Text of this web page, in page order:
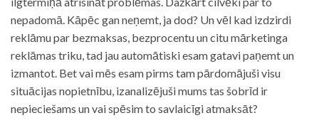
nepadomā. Kāpēc gan neņemt, ja dod? Un vēl kad izdzirdi
reklāmu par bezmaksas, bezprocentu un citu mārketinga
reklāmas triku, tad jau automātiski esam gatavi paņemt un
izmantot. Bet vai mēs esam pirms tam pārdomājuši visu
situācijas nopietnību, izanalizējuši mums tas šobrīd ir
nepieciešams un vai spēsim to savlaicīgi atmaksāt?